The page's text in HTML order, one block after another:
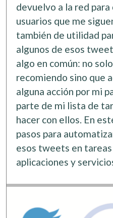
devuelvo a la red
usuarios que me
también de utilidad
algunos de esos
algo en común: no
recomiendo sino que
alguna acción por mi
parte de mi lista de
hacer con ellos. En
pasos para
esos tweets en
aplicaciones y